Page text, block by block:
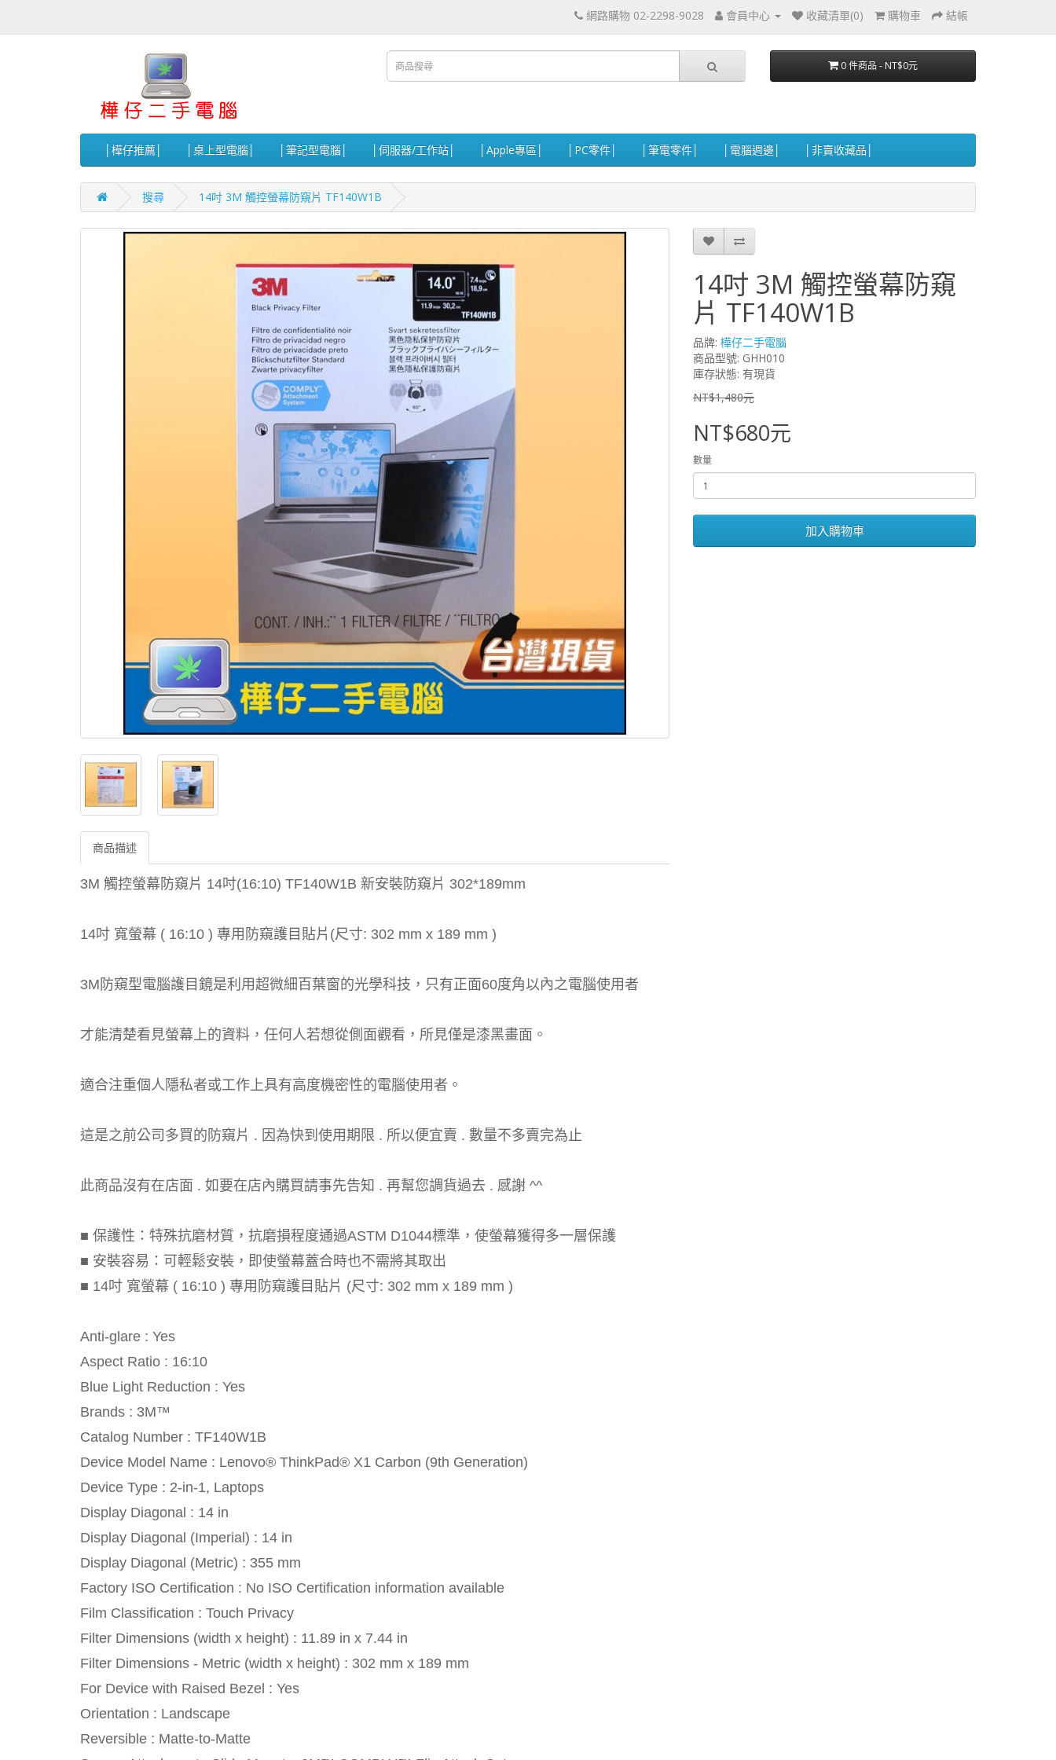
網路購物 02-2298-9028 會員中心 收藏清單(0) 購物車 結帳
0 件商品 - NT$0元
│樺仔推薦│ │桌上型電腦│ │筆記型電腦│ │伺服器/工作站│ │Apple專區│ │PC零件│ │筆電零件│ │電腦週邊│ │非賣收藏品│
搜尋 14吋 3M 觸控螢幕防窺片 TF140W1B
商品描述
3M 觸控螢幕防窺片 14吋(16:10) TF140W1B 新安裝防窺片 302*189mm
14吋 寬螢幕 ( 16:10 ) 專用防窺護目貼片(尺寸: 302 mm x 189 mm )
3M防窺型電腦護目鏡是利用超微細百葉窗的光學科技，只有正面60度角以內之電腦使用者
才能清楚看見螢幕上的資料，任何人若想從側面觀看，所見僅是漆黑畫面。
適合注重個人隱私者或工作上具有高度機密性的電腦使用者。
這是之前公司多買的防窺片 . 因為快到使用期限 . 所以便宜賣 . 數量不多賣完為止
此商品沒有在店面 . 如要在店內購買請事先告知 . 再幫您調貨過去 . 感謝 ^^
■ 保護性：特殊抗磨材質，抗磨損程度通過ASTM D1044標準，使螢幕獲得多一層保護
■ 安裝容易：可輕鬆安裝，即使螢幕蓋合時也不需將其取出
■ 14吋 寬螢幕 ( 16:10 ) 專用防窺護目貼片 (尺寸: 302 mm x 189 mm )
Anti-glare : Yes
Aspect Ratio : 16:10
Blue Light Reduction : Yes
Brands : 3M™
Catalog Number : TF140W1B
Device Model Name : Lenovo® ThinkPad® X1 Carbon (9th Generation)
Device Type : 2-in-1, Laptops
Display Diagonal : 14 in
Display Diagonal (Imperial) : 14 in
Display Diagonal (Metric) : 355 mm
Factory ISO Certification : No ISO Certification information available
Film Classification : Touch Privacy
Filter Dimensions (width x height) : 11.89 in x 7.44 in
Filter Dimensions - Metric (width x height) : 302 mm x 189 mm
For Device with Raised Bezel : Yes
Orientation : Landscape
Reversible : Matte-to-Matte
14吋 3M 觸控螢幕防窺
片 TF140W1B
品牌: 樺仔二手電腦
商品型號: GHH010
庫存狀態: 有現貨
NT$1,480元
NT$680元
數量
加入購物車